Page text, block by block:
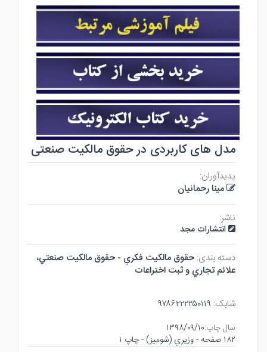
مدل های کاربردی در حقوق مالکیت صنعتی
پدیدآوران:
مینا رحمانیان
ناشر:
انتشارات مجد
دسته بندی: حقوق مالكيت فكري - حقوق مالكيت صنعتي،
علائم تجاري و ثبت اختراعات
شابک: ۹۷۸۶۲۲۲۲۵۰۱۱۹
سال چاپ:۱۳۹۸/۰۹/۱۰
۱۸۲ صفحه - وزيري (شوميز) - چاپ ۱